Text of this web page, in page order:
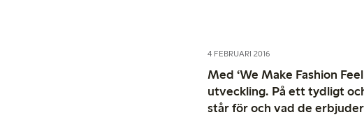
4 FEBRUARI 2016
Med ‘We Make Fashion
utveckling. På ett tydligt
står för och vad de